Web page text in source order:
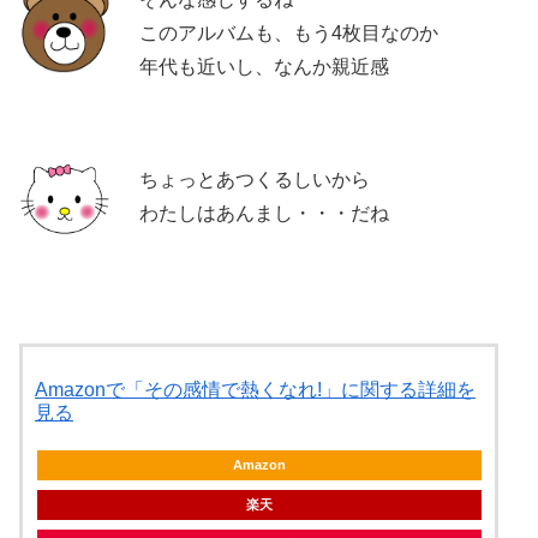
このアルバムも、もう4枚目なのか
年代も近いし、なんか親近感
ちょっとあつくるしいから
わたしはあんまし・・・だね
Amazonで「その感情で熱くなれ!」に関する詳細を
見る
Amazon
楽天